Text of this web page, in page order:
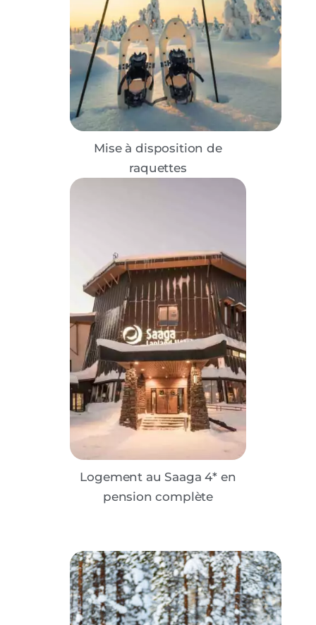
Mise à disposition de
raquettes
Logement au Saaga 4* en
pension complète